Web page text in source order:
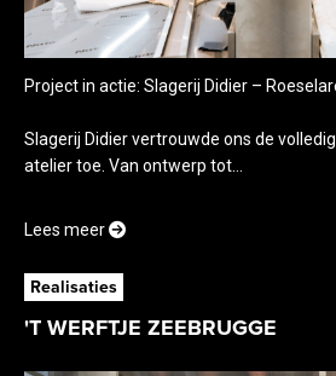
Project in actie: Slagerij Didier –
Slagerij Didier vertrouwde ons de
atelier toe. Van ontwerp tot...
Lees meer
Realisaties
'T WERFTJE ZEEBRUGGE